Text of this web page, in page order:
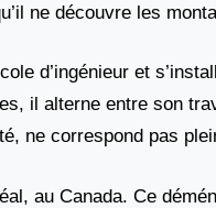
ne découvre les
d’ingénieur et
il alterne entre son
ne correspond pas
au Canada. Ce